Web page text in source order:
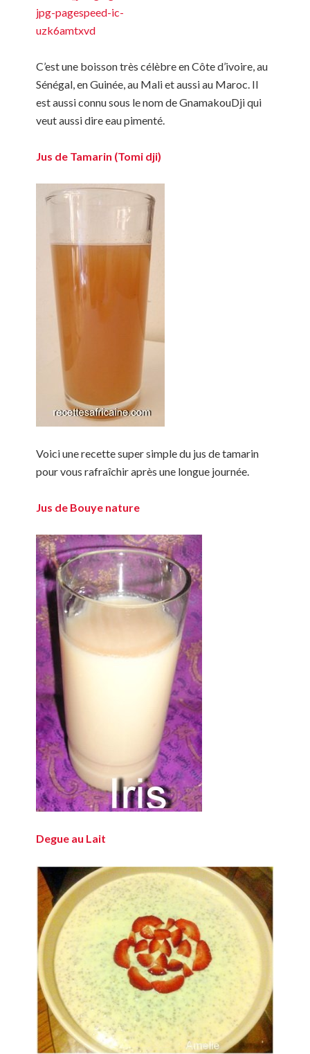
C’est une boisson très célèbre en Côte d’ivoire, au
Sénégal, en Guinée, au Mali et aussi au Maroc. Il
est aussi connu sous le nom de GnamakouDji qui
veut aussi dire eau pimenté.
Jus de Tamarin (Tomi dji)
Voici une recette super simple du jus de tamarin
pour vous rafraîchir après une longue journée.
Jus de Bouye nature
Degue au Lait